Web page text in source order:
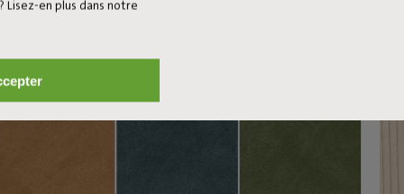
Lisez-en plus dans notre